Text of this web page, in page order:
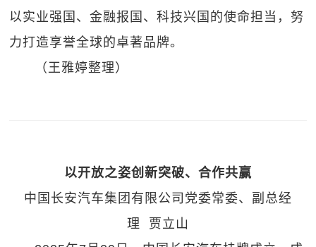
以实业强国、金融报国、科技兴国的使命担当，努
力打造享誉全球的卓著品牌。
（王雅婷整理）
以开放之姿创新突破、合作共赢
中国长安汽车集团有限公司党委常委、副总经
理 贾立山